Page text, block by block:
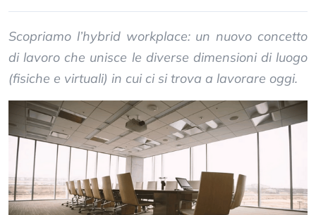
Scopriamo l’hybrid workplace: un nuovo concetto
di lavoro che unisce le diverse dimensioni di luogo
(fisiche e virtuali) in cui ci si trova a lavorare oggi.